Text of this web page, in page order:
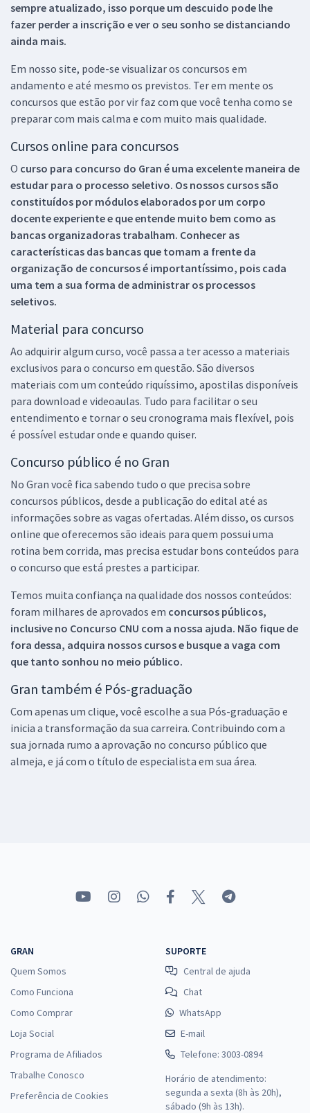
sempre atualizado, isso porque um descuido pode lhe
fazer perder a inscrição e ver o seu sonho se distanciando
ainda mais.
Em nosso site, pode-se visualizar os concursos em
andamento e até mesmo os previstos. Ter em mente os
concursos que estão por vir faz com que você tenha como se
preparar com mais calma e com muito mais qualidade.
Cursos online para concursos
O curso para concurso do Gran é uma excelente maneira de
estudar para o processo seletivo. Os nossos cursos são
constituídos por módulos elaborados por um corpo
docente experiente e que entende muito bem como as
bancas organizadoras trabalham. Conhecer as
características das bancas que tomam a frente da
organização de concursos é importantíssimo, pois cada
uma tem a sua forma de administrar os processos
seletivos.
Material para concurso
Ao adquirir algum curso, você passa a ter acesso a materiais
exclusivos para o concurso em questão. São diversos
materiais com um conteúdo riquíssimo, apostilas disponíveis
para download e videoaulas. Tudo para facilitar o seu
entendimento e tornar o seu cronograma mais flexível, pois
é possível estudar onde e quando quiser.
Concurso público é no Gran
No Gran você fica sabendo tudo o que precisa sobre
concursos públicos, desde a publicação do edital até as
informações sobre as vagas ofertadas. Além disso, os cursos
online que oferecemos são ideais para quem possui uma
rotina bem corrida, mas precisa estudar bons conteúdos para
o concurso que está prestes a participar.
Temos muita confiança na qualidade dos nossos conteúdos:
foram milhares de aprovados em concursos públicos,
inclusive no Concurso CNU com a nossa ajuda. Não fique de
fora dessa, adquira nossos cursos e busque a vaga com
que tanto sonhou no meio público.
Gran também é Pós-graduação
Com apenas um clique, você escolhe a sua Pós-graduação e
inicia a transformação da sua carreira. Contribuindo com a
sua jornada rumo a aprovação no concurso público que
almeja, e já com o título de especialista em sua área.
GRAN
Quem Somos
Como Funciona
Como Comprar
Loja Social
Programa de Afiliados
Trabalhe Conosco
Preferência de Cookies
SUPORTE
Central de ajuda
Chat
WhatsApp
E-mail
Telefone: 3003-0894
Horário de atendimento:
segunda a sexta (8h às 20h),
sábado (9h às 13h).